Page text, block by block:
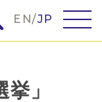
EN/JP
」